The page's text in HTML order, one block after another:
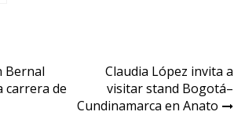
Bernal
carrera de
Claudia López invita a
visitar stand Bogotá–
Cundinamarca en Anato